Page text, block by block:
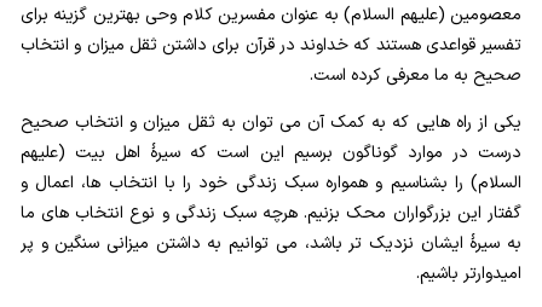
معصومین (علیهم السلام) به عنوان مفسرین کلام وحی بهترین گزینه برای
تفسیر قواعدی هستند که خداوند در قرآن برای داشتن ثقل میزان و انتخاب
صحیح به ما معرفی کرده است.
یکی از راه هایی که به کمک آن می توان به ثقل میزان و انتخاب صحیح
درست در موارد گوناگون برسیم این است که سیرۀ اهل بیت (علیهم
السلام) را بشناسیم و همواره سبک زندگی خود را با انتخاب ها، اعمال و
گفتار این بزرگواران محک بزنیم. هرچه سبک زندگی و نوع انتخاب های ما
به سیرۀ ایشان نزدیک تر باشد، می توانیم به داشتن میزانی سنگین و پر
امیدوارتر باشیم.